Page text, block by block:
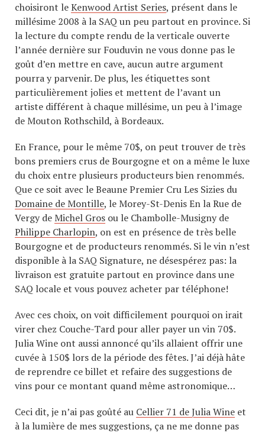
choisiront leKenwood Artist Series, présent dans le
millésime 2008 à la SAQ un peu partout en province. Si
la lecture du compte rendu de la verticale ouverte
l’année dernière sur Fouduvin ne vous donne pas le
goût d’en mettre en cave, aucun autre argument
pourra y parvenir. De plus, les étiquettes sont
particulièrement jolies et mettent de l’avant un
artiste différent à chaque millésime, un peu à l’image
de Mouton Rothschild, à Bordeaux.
En France, pour le même 70$, on peut trouver de très
bons premiers crus de Bourgogne et on a même le luxe
du choix entre plusieurs producteurs bien renommés.
Que ce soit avec le Beaune Premier Cru Les Sizies du
Domaine de Montille, le Morey-St-Denis En la Rue de
Vergy deMichel Gros ou le Chambolle-Musigny de
Philippe Charlopin, on est en présence de très belle
Bourgogne et de producteurs renommés. Si le vin n’est
disponible à la SAQ Signature, ne désespérez pas: la
livraison est gratuite partout en province dans une
SAQ locale et vous pouvez acheter par téléphone!
Avec ces choix, on voit difficilement pourquoi on irait
virer chez Couche-Tard pour aller payer un vin 70$.
Julia Wine ont aussi annoncé qu’ils allaient offrir une
cuvée à 150$ lors de la période des fêtes. J’ai déjà hâte
de reprendre ce billet et refaire des suggestions de
vins pour ce montant quand même astronomique…
Ceci dit, je n’ai pas goûté au Cellier 71 de Julia Wine et
à la lumière de mes suggestions, ça ne me donne pas